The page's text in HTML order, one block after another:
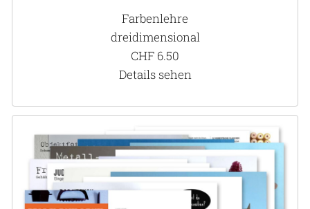
Farbenlehre
dreidimensional
CHF 6.50
Details sehen